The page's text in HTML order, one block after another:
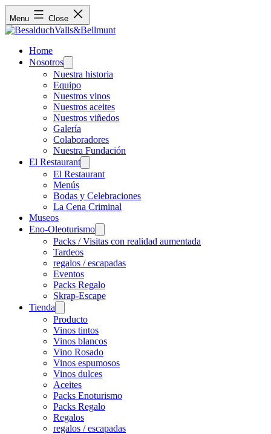
Menu Close
Home
Nosotros
menu
Nuestra historia
Equipo
Nuestros vinos
Nuestros aceites
Nuestros viñedos
Galería
Colaboradores
Nuestra Fundación
El Restaurant
menu
El Restaurant
Menús
Bodas y Celebraciones
La Cena Criminal
Museos
Eno-Oleoturismo
menu
Packs / Visitas con realidad aumentada
Tardeos
regalos / escapadas
Eventos
Packs Regalo
Skrap-Escape
Tienda
menu
Producto
Vinos tintos
Vinos blancos
Vino Rosado
Vinos espumosos
Vinos dulces
Aceites
Packs Enoturismo
Packs Regalo
Regalos
regalos / escapadas